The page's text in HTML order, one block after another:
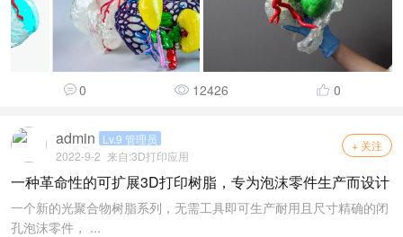
0 12426 0
admin Lv.9 管理员
2022-9-2 来自:3D打印应用
+ 关注
一种革命性的可扩展3D打印树脂，专为泡沫零件生产而设计
一个新的光聚合物树脂系列，无需工具即可生产耐用且尺寸精确的闭
孔泡沫零件， ...